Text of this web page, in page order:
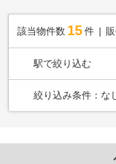
該当物件数 15件
駅で絞り込む
絞り込み条件： な